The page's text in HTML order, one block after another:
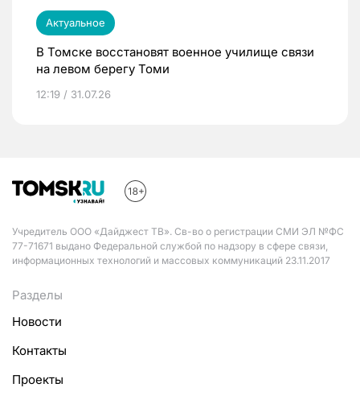
Актуальное
В Томске восстановят военное училище связи
на левом берегу Томи
12:19 / 31.07.26
Учредитель ООО «Дайджест ТВ». Св-во о регистрации СМИ ЭЛ №ФС
77-71671 выдано Федеральной службой по надзору в сфере связи,
информационных технологий и массовых коммуникаций 23.11.2017
Разделы
Новости
Контакты
Проекты